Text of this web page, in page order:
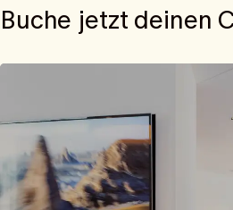
Buche jetzt deinen